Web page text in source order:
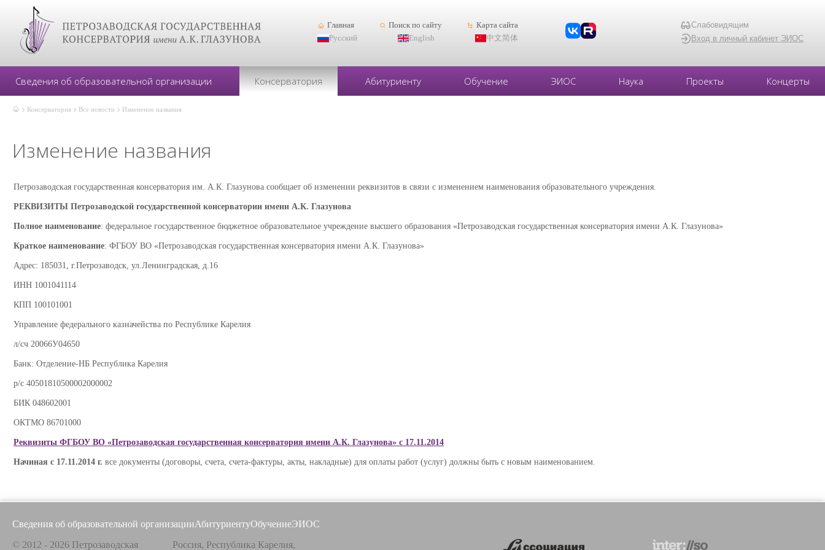
Главная Поиск по сайту
Карта сайта
Русский
English 中文简体
Слабовидящим
Вход в личный кабинет ЭИОС
Сведения об образовательной организации Консерватория Абитуриенту Обучение ЭИОС Наука Проекты Концерты
Консерватория Все новости Изменение названия
Изменение названия
Петрозаводская государственная консерватория им. А.К. Глазунова сообщает об изменении реквизитов в связи с изменением наименования образовательного учреждения.
РЕКВИЗИТЫ Петрозаводской государственной консерватории имени А.К. Глазунова
Полное наименование: федеральное государственное бюджетное образовательное учреждение высшего образования «Петрозаводская государственная консерватория имени А.К. Глазунова»
Краткое наименование: ФГБОУ ВО «Петрозаводская государственная консерватория имени А.К. Глазунова»
Адрес: 185031, г.Петрозаводск, ул.Ленинградская, д.16
ИНН 1001041114
КПП 100101001
Управление федерального казначейства по Республике Карелия
л/сч 20066У04650
Банк: Отделение-НБ Республика Карелия
р/с 40501810500002000002
БИК 048602001
ОКТМО 86701000
Реквизиты ФГБОУ ВО «Петрозаводская государственная консерватория имени А.К. Глазунова» с 17.11.2014
Начиная с 17.11.2014 г. все документы (договоры, счета, счета-фактуры, акты, накладные) для оплаты работ (услуг) должны быть с новым наименованием.
Сведения об образовательной организацииАбитуриентуОбучениеЭИОС
© 2012 - 2026 Петрозаводская
Россия, Республика Карелия,